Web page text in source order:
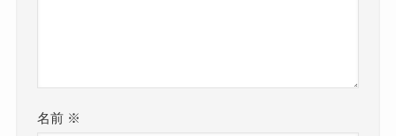
名前 ※